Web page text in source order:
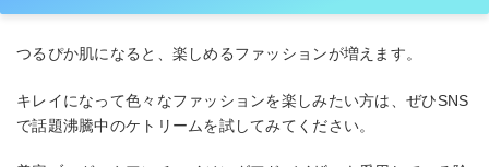
つるぴか肌になると、楽しめるファッションが増えます。
キレイになって色々なファッションを楽しみたい方は、ぜひSNS
で話題沸騰中のケトリームを試してみてください。